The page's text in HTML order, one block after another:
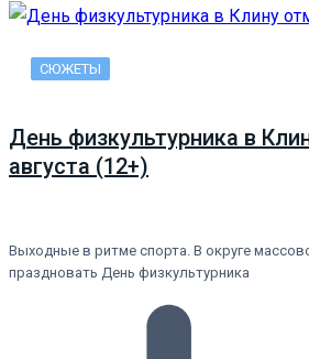
СЮЖЕТЫ
День физкультурника в
августа (12+)
Выходные в ритме спорта. В округе
праздновать День физкультурника